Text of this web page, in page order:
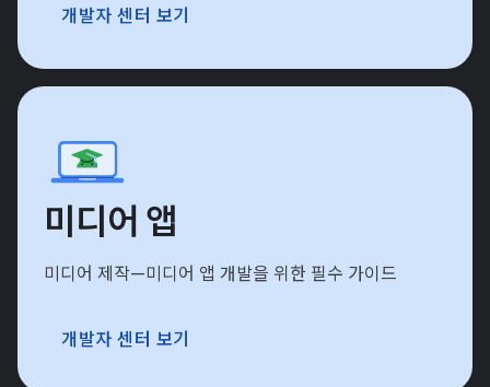
개발자 센터 보기
미디어 앱
미디어 제작—미디어 앱 개발을 위한 필수 가이드
개발자 센터 보기